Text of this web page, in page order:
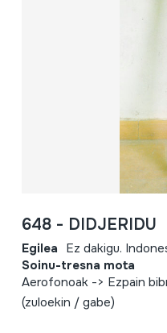
648 - DIDJERIDU
Egilea Ez dakigu.
Soinu-tresna mota
Aerofonoak -> Ezpain
(zuloekin / gabe)